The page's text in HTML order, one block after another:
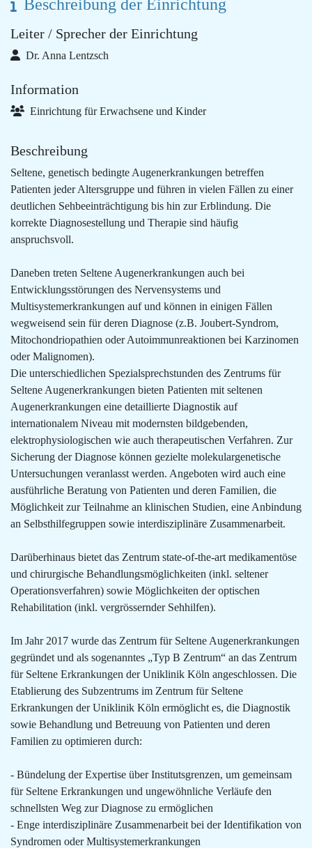
Beschreibung der Einrichtung
Leiter / Sprecher der Einrichtung
Dr. Anna Lentzsch
Information
Einrichtung für Erwachsene und Kinder
Beschreibung
Seltene, genetisch bedingte Augenerkrankungen betreffen
Patienten jeder Altersgruppe und führen in vielen Fällen zu einer
deutlichen Sehbeeinträchtigung bis hin zur Erblindung. Die
korrekte Diagnosestellung und Therapie sind häufig
anspruchsvoll.
Daneben treten Seltene Augenerkrankungen auch bei
Entwicklungsstörungen des Nervensystems und
Multisystemerkrankungen auf und können in einigen Fällen
wegweisend sein für deren Diagnose (z.B. Joubert-Syndrom,
Mitochondriopathien oder Autoimmunreaktionen bei Karzinomen
oder Malignomen).
Die unterschiedlichen Spezialsprechstunden des Zentrums für
Seltene Augenerkrankungen bieten Patienten mit seltenen
Augenerkrankungen eine detaillierte Diagnostik auf
internationalem Niveau mit modernsten bildgebenden,
elektrophysiologischen wie auch therapeutischen Verfahren. Zur
Sicherung der Diagnose können gezielte molekulargenetische
Untersuchungen veranlasst werden. Angeboten wird auch eine
ausführliche Beratung von Patienten und deren Familien, die
Möglichkeit zur Teilnahme an klinischen Studien, eine Anbindung
an Selbsthilfegruppen sowie interdisziplinäre Zusammenarbeit.
Darüberhinaus bietet das Zentrum state-of-the-art medikamentöse
und chirurgische Behandlungsmöglichkeiten (inkl. seltener
Operationsverfahren) sowie Möglichkeiten der optischen
Rehabilitation (inkl. vergrössernder Sehhilfen).
Im Jahr 2017 wurde das Zentrum für Seltene Augenerkrankungen
gegründet und als sogenanntes „Typ B Zentrum“ an das Zentrum
für Seltene Erkrankungen der Uniklinik Köln angeschlossen. Die
Etablierung des Subzentrums im Zentrum für Seltene
Erkrankungen der Uniklinik Köln ermöglicht es, die Diagnostik
sowie Behandlung und Betreuung von Patienten und deren
Familien zu optimieren durch:
- Bündelung der Expertise über Institutsgrenzen, um gemeinsam
für Seltene Erkrankungen und ungewöhnliche Verläufe den
schnellsten Weg zur Diagnose zu ermöglichen
- Enge interdisziplinäre Zusammenarbeit bei der Identifikation von
Syndromen oder Multisystemerkrankungen